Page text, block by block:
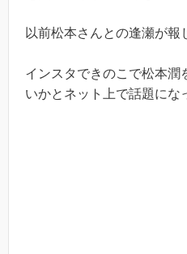
以前松本さんとの逢瀬が報
インスタできのこで松本潤
いかとネット上で話題にな